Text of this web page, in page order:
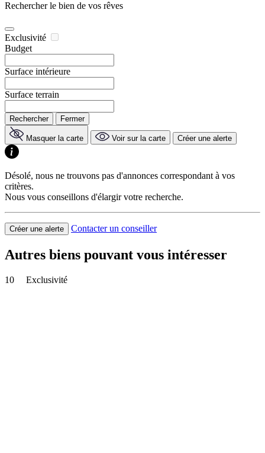
Rechercher le bien de vos rêves
Exclusivité
Budget
Surface intérieure
Surface terrain
Rechercher Fermer
Masquer la carte Voir sur la carte Créer une alerte
Désolé, nous ne trouvons pas d'annonces correspondant à vos
critères.
Nous vous conseillons d'élargir votre recherche.
Créer une alerte Contacter un conseiller
Autres biens pouvant vous intéresser
10 Exclusivité